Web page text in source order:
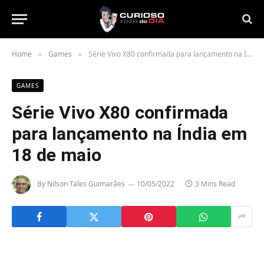
Home » Games » Série Vivo X80 confirmada para lançamento na Índia em 18 de maio
GAMES
Série Vivo X80 confirmada
para lançamento na Índia em
18 de maio
By Nilson Tales Guimarães 10/05/2022 3 Mins Read